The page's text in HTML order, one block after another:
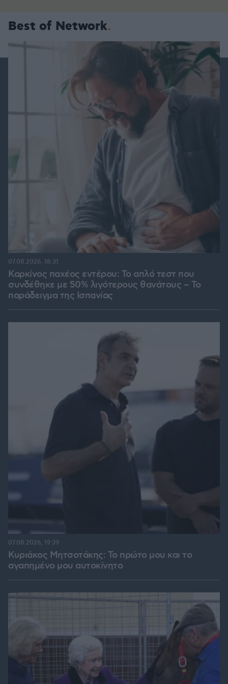
Best of Network
Καρκίνος παχέος εντέρου: Το απλό τεστ που
συνδέθηκε με 50% λιγότερους θανάτους – Το
παράδειγμα της Ισπανίας
07.08.2026, 18:31
Κυριάκος Μητσοτάκης: Το πρώτο μου και το
αγαπημένο μου αυτοκίνητο
07.08.2026, 19:39